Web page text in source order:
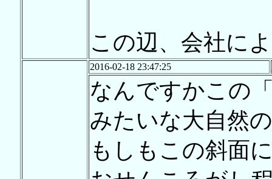
この辺、会社に
2016-02-18 23:47:25
なんですかこの
みたいな大自然
もしもこの斜面